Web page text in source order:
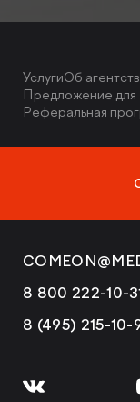
УслугиОб
Предложение для
Реферальная
8 800 222-10-
8 (495) 215-10-